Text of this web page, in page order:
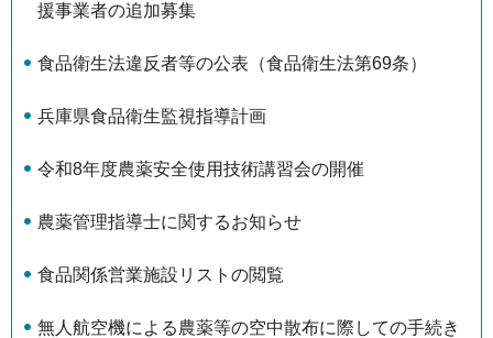
援事業者の追加募集
食品衛生法違反者等の公表（食品衛生法第69条）
兵庫県食品衛生監視指導計画
令和8年度農薬安全使用技術講習会の開催
農薬管理指導士に関するお知らせ
食品関係営業施設リストの閲覧
無人航空機による農薬等の空中散布に際しての手続き